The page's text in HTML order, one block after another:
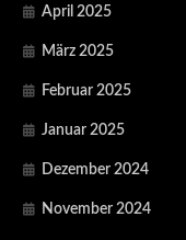
April 2025
März 2025
Februar 2025
Januar 2025
Dezember 2024
November 2024